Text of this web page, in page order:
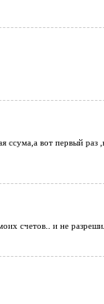
вот первый раз
счетов.. и не